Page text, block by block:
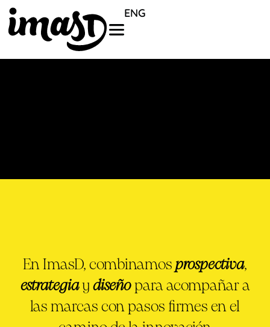
ENG
En ImasD, combinamos prospectiva,
estrategiay diseñopara acompañar a
las marcas con pasos firmes en el